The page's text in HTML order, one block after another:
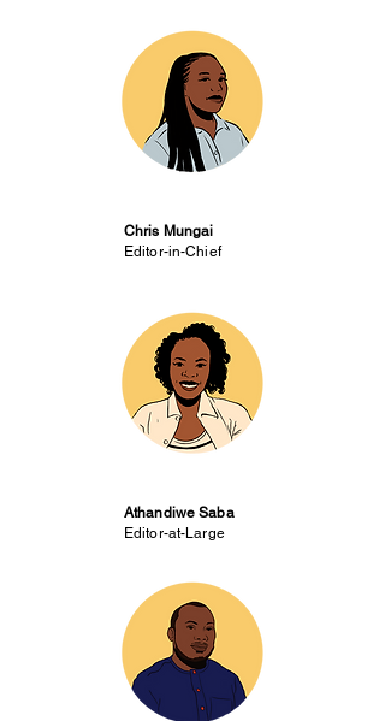
Chris Mungai
Editor-in-Chief
Athandiwe Saba
Editor-at-Large